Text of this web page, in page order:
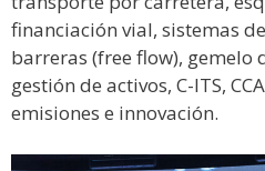
financiación vial, sistemas
barreras (free flow),
gestión de activos, C-ITS,
emisiones e innovación.